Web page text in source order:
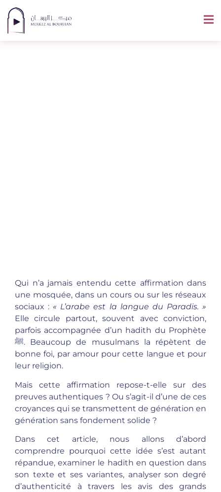
Qui n’a jamais entendu cette affirmation dans
une mosquée, dans un cours ou sur les réseaux
sociaux : « L’arabe est la langue du Paradis. »
Elle circule partout, souvent avec conviction,
parfois accompagnée d’un hadith du Prophète
ﷺ. Beaucoup de musulmans la répètent de
bonne foi, par amour pour cette langue et pour
leur religion.
Mais cette affirmation repose-t-elle sur des
preuves authentiques ? Ou s’agit-il d’une de ces
croyances qui se transmettent de génération en
génération sans fondement solide ?
Dans cet article, nous allons d’abord
comprendre pourquoi cette idée s’est autant
répandue, examiner le hadith en question dans
son texte et ses variantes, analyser son degré
d’authenticité à travers les avis des grands